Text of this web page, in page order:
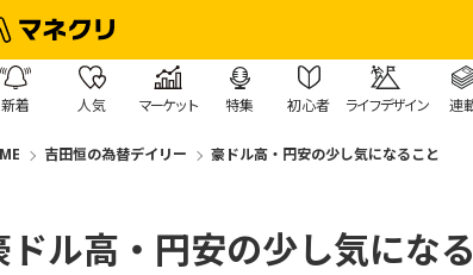
新着 人気 マーケット 特集 初心者 ライフデザイン 連
吉田恒の為替デイリー 豪ドル高・円安の少し気になること
ドル高・円安の少し気にな